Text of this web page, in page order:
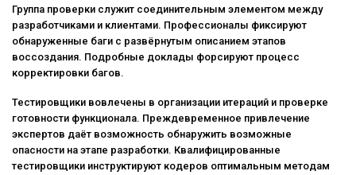
Группа проверки служит соединительным элементом между
разработчиками и клиентами. Профессионалы фиксируют
обнаруженные баги с развёрнутым описанием этапов
воссоздания. Подробные доклады форсируют процесс
корректировки багов.
Тестировщики вовлечены в организации итераций и проверке
готовности функционала. Преждевременное привлечение
экспертов даёт возможность обнаружить возможные
опасности на этапе разработки. Квалифицированные
тестировщики инструктируют кодеров оптимальным методам